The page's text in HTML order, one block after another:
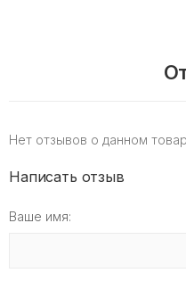
Нет отзывов о данном
Написать отзыв
Ваше имя: